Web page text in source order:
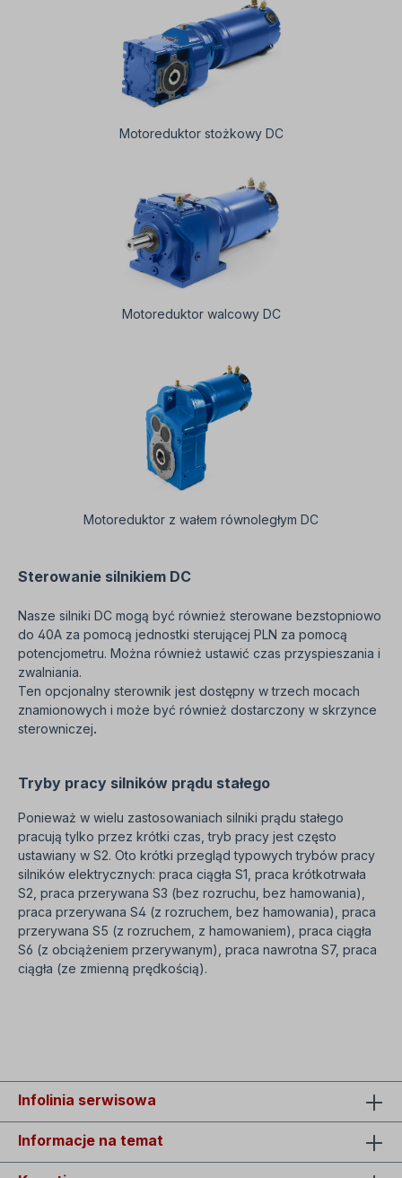
Motoreduktor stożkowy DC
Motoreduktor walcowy DC
Motoreduktor z wałem równoległym DC
Sterowanie silnikiem DC
Nasze silniki DC mogą być również sterowane bezstopniowo
do 40A za pomocą jednostki sterującej PLN za pomocą
potencjometru. Można również ustawić czas przyspieszania i
zwalniania.
Ten opcjonalny sterownik jest dostępny w trzech mocach
znamionowych i może być również dostarczony w skrzynce
sterowniczej.
Tryby pracy silników prądu stałego
Ponieważ w wielu zastosowaniach silniki prądu stałego
pracują tylko przez krótki czas, tryb pracy jest często
ustawiany w S2. Oto krótki przegląd typowych trybów pracy
silników elektrycznych: praca ciągła S1, praca krótkotrwała
S2, praca przerywana S3 (bez rozruchu, bez hamowania),
praca przerywana S4 (z rozruchem, bez hamowania), praca
przerywana S5 (z rozruchem, z hamowaniem), praca ciągła
S6 (z obciążeniem przerywanym), praca nawrotna S7, praca
ciągła (ze zmienną prędkością).
Infolinia serwisowa
Informacje na temat